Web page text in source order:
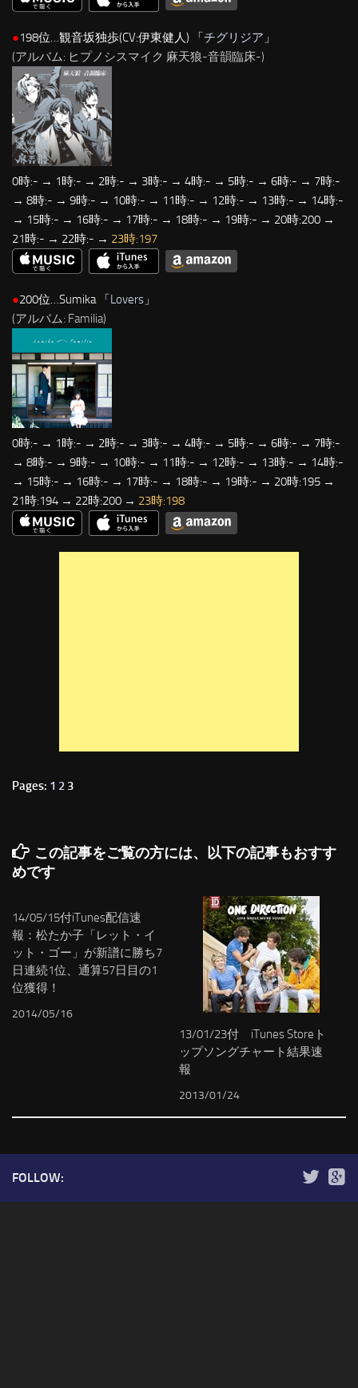
●198位…観音坂独歩(CV:伊東健人) 「チグリジア 」
(アルバム: ヒプノシスマイク 麻天狼-音韻臨床-)
0時:- → 1時:- → 2時:- → 3時:- → 4時:- → 5時:- → 6時:- → 7時:-
→ 8時:- → 9時:- → 10時:- → 11時:- → 12時:- → 13時:- → 14時:-
→ 15時:- → 16時:- → 17時:- → 18時:- → 19時:- → 20時:200 →
21時:- → 22時:- → 23時:197
●200位…Sumika 「Lovers 」
(アルバム: Familia)
0時:- → 1時:- → 2時:- → 3時:- → 4時:- → 5時:- → 6時:- → 7時:-
→ 8時:- → 9時:- → 10時:- → 11時:- → 12時:- → 13時:- → 14時:-
→ 15時:- → 16時:- → 17時:- → 18時:- → 19時:- → 20時:195 →
21時:194 → 22時:200 → 23時:198
Pages: 1 2 3
この記事をご覧の方には、以下の記事もおすす
めです
14/05/15付iTunes配信速
報：松たか子「レット・イ
ット・ゴー」が新譜に勝ち7
日連続1位、通算57日目の1
位獲得！
2014/05/16
13/01/23付 iTunes Storeト
ップソングチャート結果速
報
2013/01/24
FOLLOW: